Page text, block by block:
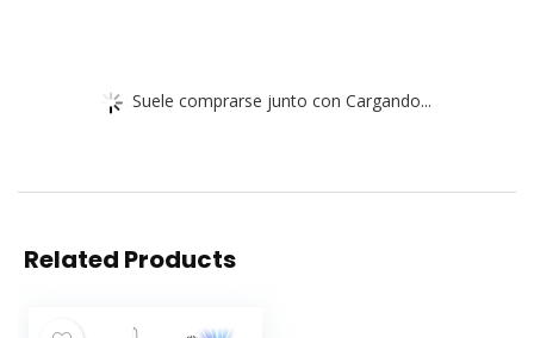
Suele comprarse junto con Cargando...
Related Products